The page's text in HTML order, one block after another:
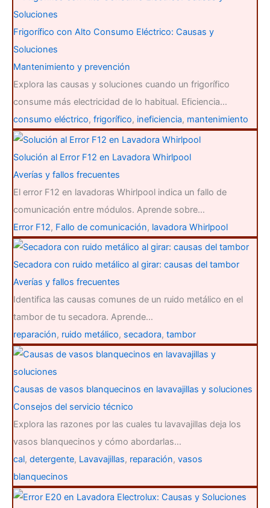
Frigorífico con Alto Consumo Eléctrico: Causas y
Soluciones
Mantenimiento y prevención
Explora las causas y soluciones cuando un frigorífico
consume más electricidad de lo habitual. Eficiencia…
consumo eléctrico, frigorífico, ineficiencia, mantenimiento
Solución al Error F12 en Lavadora Whirlpool
Averías y fallos frecuentes
El error F12 en lavadoras Whirlpool indica un fallo de
comunicación entre módulos. Aprende sobre…
Error F12, Fallo de comunicación, lavadora Whirlpool
Secadora con ruido metálico al girar: causas del tambor
Averías y fallos frecuentes
Identifica las causas comunes de un ruido metálico en el
tambor de tu secadora. Aprende…
reparación, ruido metálico, secadora, tambor
Causas de vasos blanquecinos en lavavajillas y soluciones
Consejos del servicio técnico
Explora las razones por las cuales tu lavavajillas deja los
vasos blanquecinos y cómo abordarlas…
cal, detergente, Lavavajillas, reparación, vasos
blanquecinos